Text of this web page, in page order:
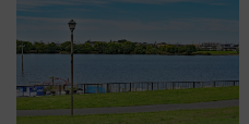
新鎌ヶ谷はどう変わる？ 全テナ
ント情報も公開！